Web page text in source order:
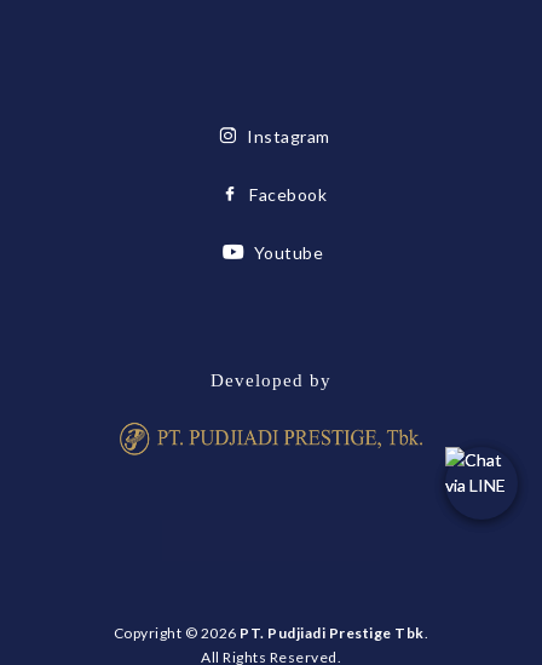
Instagram
Facebook
Youtube
Developed by
Copyright © 2026 PT. Pudjiadi Prestige Tbk
All Rights Reserved.